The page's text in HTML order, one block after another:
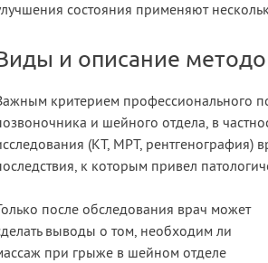
состояния применяют
и описание
критерием профессионального
и шейного отдела, в
(КТ, МРТ, рентгенография)
к которым привел
после обследования врач может
выводы о том, необходим ли
при грыже в шейном отделе